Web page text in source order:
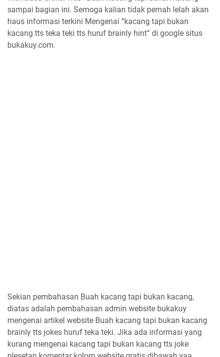
sampai bagian ini. Semoga kalian tidak pernah lelah akan
haus informasi terkini Mengenai “kacang tapi bukan
kacang tts teka teki tts huruf brainly hint” di google situs
bukakuy.com.
Sekian pembahasan Buah kacang tapi bukan kacang,
diatas adalah pembahasan admin website bukakuy
mengenai artikel website Buah kacang tapi bukan kacang
brainly tts jokes huruf teka teki. Jika ada informasi yang
kurang mengenai kacang tapi bukan kacang tts joke